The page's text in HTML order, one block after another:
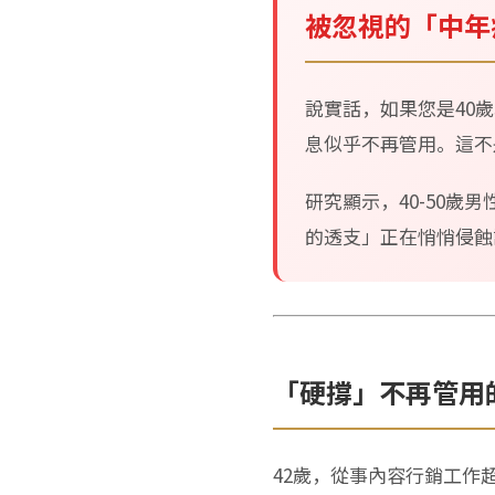
被忽視的「中
說實話，如果您是40
息似乎不再管用。這
研究顯示，40-50歲男
的透支」正在悄悄侵
「硬撐」不再管
42歲，從事內容行銷工作